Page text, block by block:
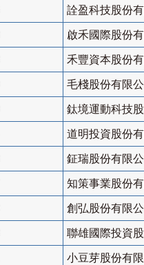
詮盈科技股份
啟禾國際股份
禾豐資本股份
毛棧股份有限公
鈦境運動科技
道明投資股份
鉦瑞股份有限公
知策事業股份
創弘股份有限公
聯雄國際投資
小豆芽股份有